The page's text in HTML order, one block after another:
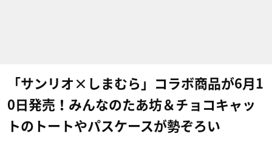
「サンリオ×しまむら」コラボ商品が6月1
0日発売！みんなのたあ坊＆チョコキャッ
トのトートやパスケースが勢ぞろい